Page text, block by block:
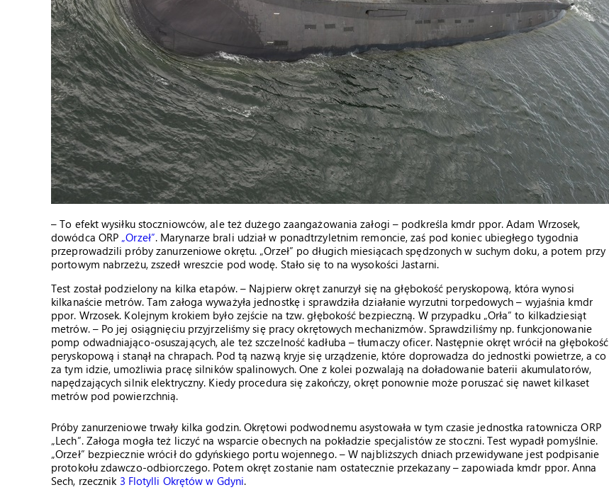
– To efekt wysiłku stoczniowców, ale też dużego zaangażowania załogi – podkreśla kmdr ppor. Adam Wrzosek,
dowódca ORP „Orzeł”. Marynarze brali udział w ponadtrzyletnim remoncie, zaś pod koniec ubiegłego tygodnia
przeprowadzili próby zanurzeniowe okrętu. „Orzeł” po długich miesiącach spędzonych w suchym doku, a potem przy
portowym nabrzeżu, zszedł wreszcie pod wodę. Stało się to na wysokości Jastarni.
Test został podzielony na kilka etapów. – Najpierw okręt zanurzył się na głębokość peryskopową, która wynosi
kilkanaście metrów. Tam załoga wyważyła jednostkę i sprawdziła działanie wyrzutni torpedowych – wyjaśnia kmdr
ppor. Wrzosek. Kolejnym krokiem było zejście na tzw. głębokość bezpieczną. W przypadku „Orła” to kilkadziesiąt
metrów. – Po jej osiągnięciu przyjrzeliśmy się pracy okrętowych mechanizmów. Sprawdziliśmy np. funkcjonowanie
pomp odwadniająco-osuszających, ale też szczelność kadłuba – tłumaczy oficer. Następnie okręt wrócił na głębokość
peryskopową i stanął na chrapach. Pod tą nazwą kryje się urządzenie, które doprowadza do jednostki powietrze, a co
za tym idzie, umożliwia pracę silników spalinowych. One z kolei pozwalają na doładowanie baterii akumulatorów,
napędzających silnik elektryczny. Kiedy procedura się zakończy, okręt ponownie może poruszać się nawet kilkaset
metrów pod powierzchnią.
Próby zanurzeniowe trwały kilka godzin. Okrętowi podwodnemu asystowała w tym czasie jednostka ratownicza ORP
„Lech”. Załoga mogła też liczyć na wsparcie obecnych na pokładzie specjalistów ze stoczni. Test wypadł pomyślnie.
„Orzeł” bezpiecznie wrócił do gdyńskiego portu wojennego. – W najbliższych dniach przewidywane jest podpisanie
protokołu zdawczo-odbiorczego. Potem okręt zostanie nam ostatecznie przekazany – zapowiada kmdr ppor. Anna
Sech, rzecznik 3 Flotylli Okrętów w Gdyni.